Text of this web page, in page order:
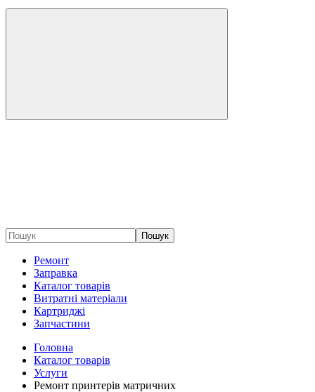
Пошук
Ремонт
Заправка
Каталог товарів
Витратні матеріали
Картриджі
Запчастини
Головна
Каталог товарів
Услуги
Ремонт принтерів матричних